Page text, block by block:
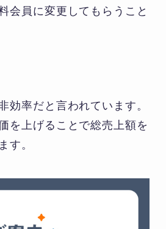
会員に変更してもらうこと
率だと言われています。
を上げることで総売上額を
。